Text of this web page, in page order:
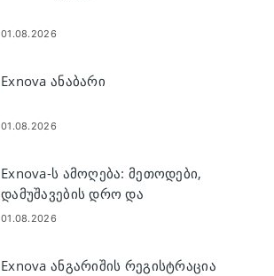
01.08.2026
Exnova ანაბარი
01.08.2026
Exnova-ს ამოღება: მეთოდები,
დამუშავების დრო და
მოთხოვნები
01.08.2026
Exnova ანგარიშის რეგისტრაცია